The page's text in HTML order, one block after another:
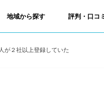
地域から探す 評判・口コ
が２社以上登録していた